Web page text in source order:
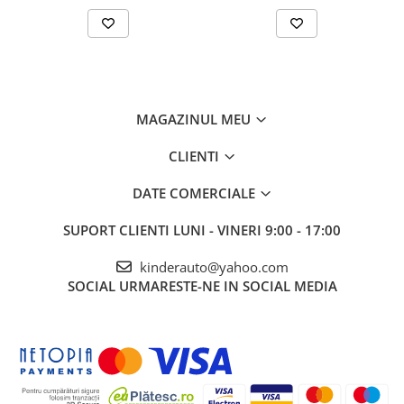
MAGAZINUL MEU
CLIENTI
DATE COMERCIALE
SUPORT CLIENTI LUNI - VINERI 9:00 - 17:00
kinderauto@yahoo.com
SOCIAL URMARESTE-NE IN SOCIAL MEDIA